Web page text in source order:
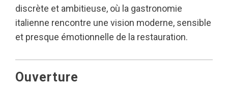
discrète et ambitieuse, où la gastronomie
italienne rencontre une vision moderne, sensible
et presque émotionnelle de la restauration.
Ouverture